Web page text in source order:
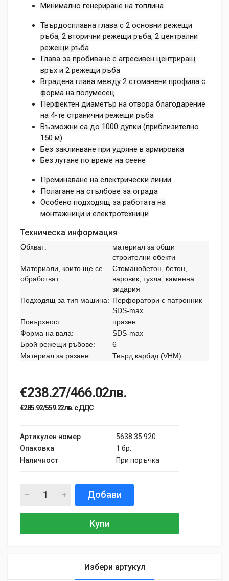
Минимално генериране на топлина
Твърдосплавна глава с 2 основни режещи
ръба, 2 вторични режещи ръба, 2 централни
режещи ръба
Глава за пробиване с агресивен центриращ
връх и 2 режещи ръба
Вградена глава между 2 стоманени профила с
форма на полумесец
Перфектен диаметър на отвора благодарение
на 4-те странични режещи ръба
Възможни са до 1000 дупки (приблизително
150 м)
Без заклинване при удряне в армировка
Без лутане по време на сеене
Преминаване на електрически линии
Полагане на стълбове за ограда
Особено подходящ за работата на
монтажници и електротехници
Техническа информация
Обхват:
материал за общи
строителни обекти
Материали, които ще се
обработват:
Стоманобетон, бетон,
варовик, тухла, каменна
зидария
Подходящ за тип машина: Перфоратори с патронник
SDS-max
Повърхност:
празен
Форма на вала:
SDS-max
Брой режещи ръбове:
6
Материал за рязане:
Твърд карбид (VHM)
€238.27/466.02лв.
€285.92/559.22лв. с ДДС
Артикулен номер
5638 35 920
Опаковка
1 бр.
Наличност
При поръчка
Добави
Купи
Избери артукул